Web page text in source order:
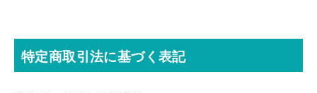
特定商取引法に基づく表記